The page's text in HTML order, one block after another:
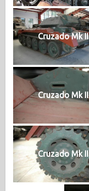
Cruzado Mk II
Cruzado Mk II
Cruzado Mk II